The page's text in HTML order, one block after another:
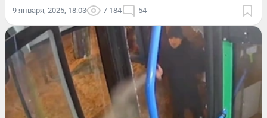
9 января, 2025, 18:03 7 184 54